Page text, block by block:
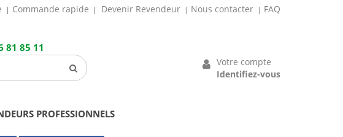
Commande rapide Devenir Revendeur Nous contacter FAQ
81 85 11
Votre compte
Identifiez-vous
PROFESSIONNELS